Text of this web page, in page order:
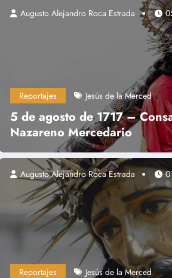
Reportajes Jesús de la Merced
5 de agosto de 1717 –
Nazareno Mercedario
Augusto Alejandro Roca Estrada
Reportajes Jesús de la Merced
Augusto Alejandro Roca Estrada